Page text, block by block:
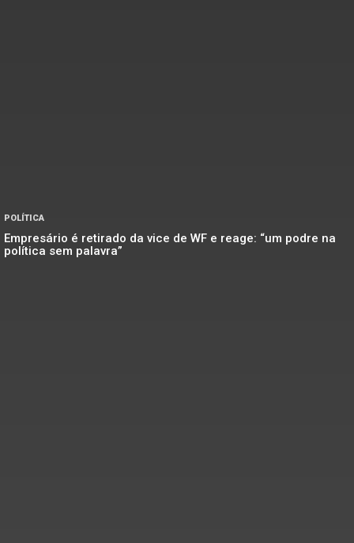
POLÍTICA
Empresário é retirado da vice de WF e reage: “um podre na
política sem palavra”